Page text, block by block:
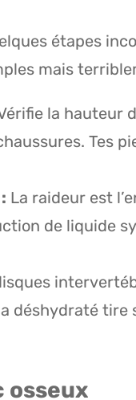
étapes
mais
la hauteur
Tes
La raideur est
de liquide
déshydraté tire
osseux